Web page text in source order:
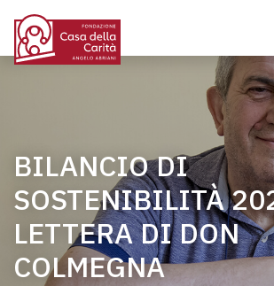
BILANCIO DI
SOSTENIBILITÀ
LETTERA DI DON
COLMEGNA